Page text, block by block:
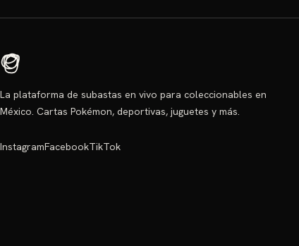
La plataforma de subastas en vivo para coleccionables en
México. Cartas Pokémon, deportivas, juguetes y más.
InstagramFacebookTikTok